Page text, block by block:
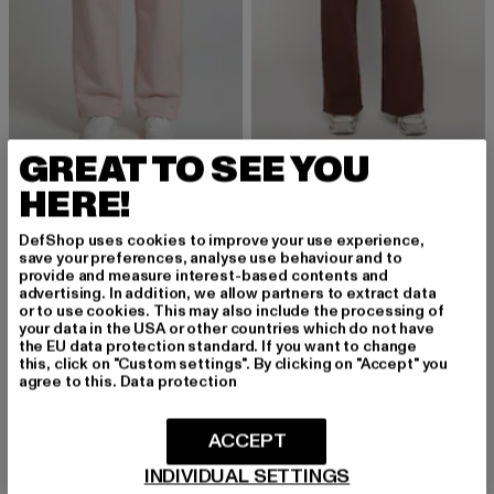
PEGADOR
Anni Wide
50,99 EUR
Derzeitiger Preis: 50,99 EUR
PEGADOR
Derzeitiger Preis: 58,79 EUR
-15% -16%
GREAT TO SEE YOU
HERE!
DefShop uses cookies to improve your use experience,
save your preferences, analyse use behaviour and to
provide and measure interest-based contents and
advertising. In addition, we allow partners to extract data
or to use cookies. This may also include the processing of
your data in the USA or other countries which do not have
the EU data protection standard. If you want to change
this, click on "Custom settings". By clicking on "Accept" you
agree to this. Data protection
INDIVIDUAL SETTINGS
ACCEPT